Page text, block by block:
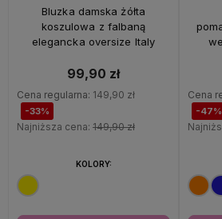
OKAZJA
Bluzka damska żółta
koszulowa z falbaną
elegancka oversize Italy
99,90 zł
Cena regularna: 149,90 zł
-33%
Najniższa cena: 149,90 zł
KOLORY:
Cena
-47%